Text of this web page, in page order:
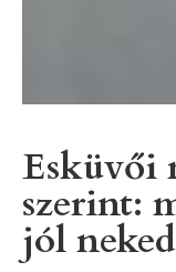
Esküvői
szerint:
jól